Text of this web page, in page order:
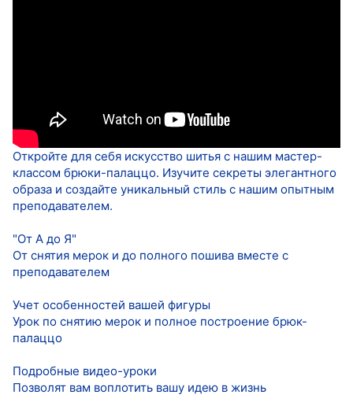
Откройте для себя искусство шитья с нашим мастер-
классом брюки-палаццо. Изучите секреты элегантного
образа и создайте уникальный стиль с нашим опытным
преподавателем.
"От А до Я"
От снятия мерок и до полного пошива вместе с
преподавателем
Учет особенностей вашей фигуры
Урок по снятию мерок и полное построение брюк-
палаццо
Подробные видео-уроки
Позволят вам воплотить вашу идею в жизнь